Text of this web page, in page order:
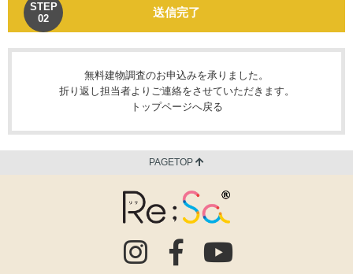
STEP
02
送信完了
無料建物調査のお申込みを承りました。
折り返し担当者よりご連絡をさせていただきます。
トップページへ戻る
PAGETOP